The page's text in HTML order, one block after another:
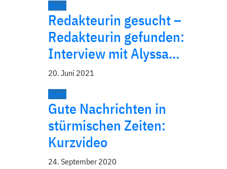
News
Redakteurin gesucht –
Redakteurin gefunden:
Interview mit Alyssa…
20. Juni 2021
News
Gute Nachrichten in
stürmischen Zeiten:
Kurzvideo
24. September 2020